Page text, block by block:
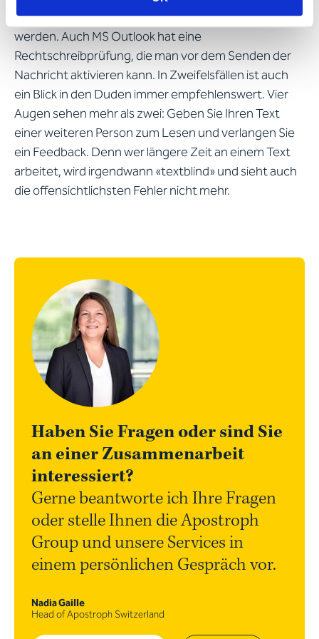
Tippen des Textes, indem Fehler unterstrichen
werden. Auch MS Outlook hat eine
Rechtschreibprüfung, die man vor dem Senden der
Nachricht aktivieren kann. In Zweifelsfällen ist auch
ein Blick in den Duden immer empfehlenswert. Vier
Augen sehen mehr als zwei: Geben Sie Ihren Text
einer weiteren Person zum Lesen und verlangen Sie
ein Feedback. Denn wer längere Zeit an einem Text
arbeitet, wird irgendwann «textblind» und sieht auch
die offensichtlichsten Fehler nicht mehr.
Haben Sie Fragen oder sind Sie
an einer Zusammenarbeit
interessiert?
Gerne beantworte ich Ihre Fragen
oder stelle Ihnen die Apostroph
Group und unsere Services in
einem persönlichen Gespräch vor.
Nadia Gaille
Head of Apostroph Switzerland